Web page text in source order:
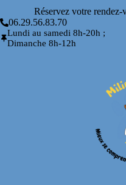
Réservez votre rendez-
06.29.56.83.70
Lundi au samedi 8h-20h ;
Dimanche 8h-12h